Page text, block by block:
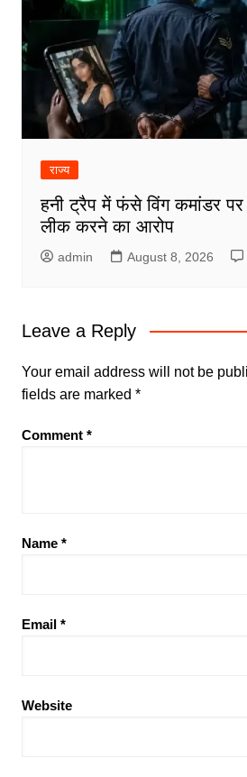
राज्य
हनी ट्रैप में फंसे विंग कमांडर पर
लीक करने का आरोप
admin August 8, 2026
Leave a Reply
Your email address will not be
fields are marked *
Comment *
Name *
Email *
Website